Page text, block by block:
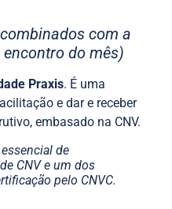
com a
do mês)
Praxis. É uma
e dar e receber
embasado na CNV.
de
CNV e um dos
pelo CNVC.